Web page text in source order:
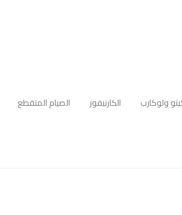
ولوكارب الكارنيفور الصيام المتقطع